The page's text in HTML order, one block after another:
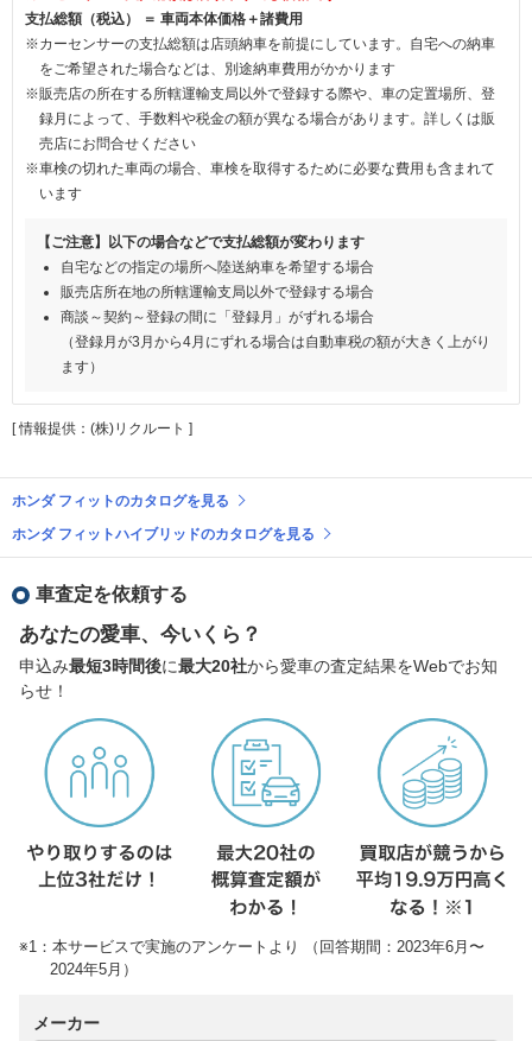
支払総額（税込） ＝ 車両本体価格＋諸費用
※カーセンサーの支払総額は店頭納車を前提にしています。自宅への納車
をご希望された場合などは、別途納車費用がかかります
※販売店の所在する所轄運輸支局以外で登録する際や、車の定置場所、登
録月によって、手数料や税金の額が異なる場合があります。詳しくは販
売店にお問合せください
※車検の切れた車両の場合、車検を取得するために必要な費用も含まれて
います
【ご注意】以下の場合などで支払総額が変わります
自宅などの指定の場所へ陸送納車を希望する場合
販売店所在地の所轄運輸支局以外で登録する場合
商談～契約～登録の間に「登録月」がずれる場合
（登録月が3月から4月にずれる場合は自動車税の額が大きく上がり
ます）
[ 情報提供：(株)リクルート ]
ホンダ フィットのカタログを見る
ホンダ フィットハイブリッドのカタログを見る
車査定を依頼する
あなたの愛車、今いくら？
申込み最短3時間後に最大20社から愛車の査定結果をWebでお知
らせ！
※1：本サービスで実施のアンケートより （回答期間：2023年6月〜
2024年5月）
メーカー